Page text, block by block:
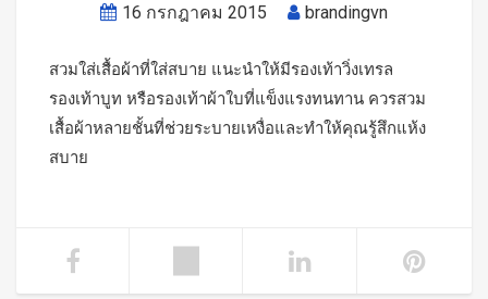
16 กรกฎาคม 2015 brandingvn
สวมใส่เสื้อผ้าที่ใส่สบาย แนะนำให้มีรองเท้าวิ่งเทรล
รองเท้าบูท หรือรองเท้าผ้าใบที่แข็งแรงทนทาน ควรสวม
เสื้อผ้าหลายชั้นที่ช่วยระบายเหงื่อและทำให้คุณรู้สึกแห้ง
สบาย
มูยเน่ – ทะเลทราย